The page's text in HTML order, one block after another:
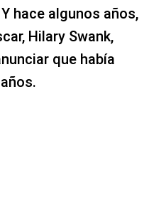
hace algunos años,
Hilary Swank,
que había